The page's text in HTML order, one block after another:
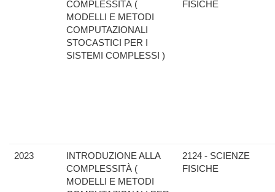
COMPLESSITÀ (
MODELLI E METODI
COMPUTAZIONALI
STOCASTICI PER I
SISTEMI COMPLESSI )
FISICHE
2023
INTRODUZIONE ALLA
COMPLESSITÀ (
MODELLI E METODI
2124 - SCIENZE
FISICHE